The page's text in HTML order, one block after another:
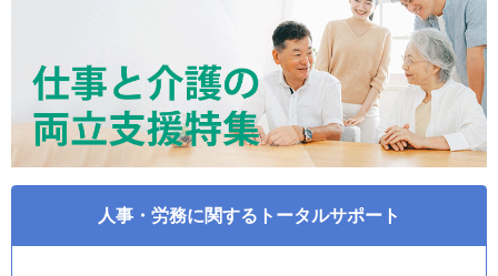
人事・労務に関するトータルサポート